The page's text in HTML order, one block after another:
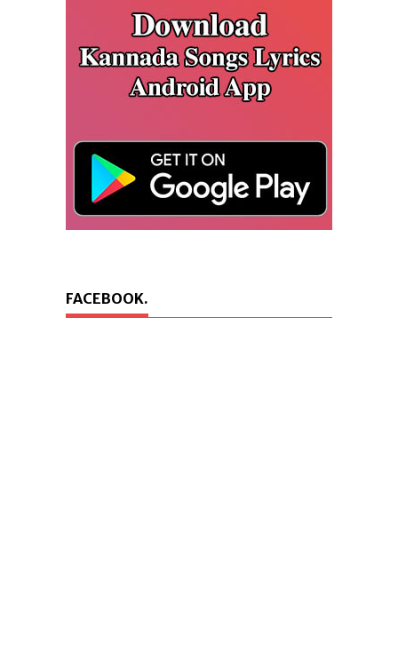
FACEBOOK.